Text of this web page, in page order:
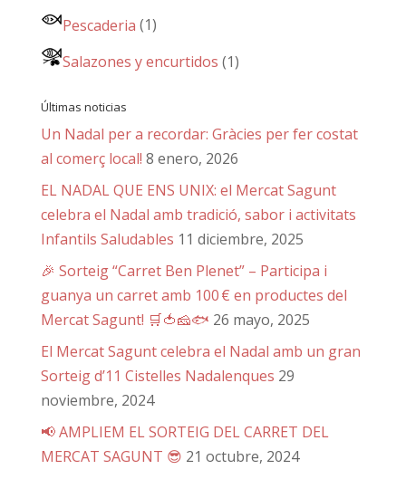
Pescaderia (1)
Salazones y encurtidos (1)
Últimas noticias
Un Nadal per a recordar: Gràcies per fer costat
al comerç local! 8 enero, 2026
EL NADAL QUE ENS UNIX: el Mercat Sagunt
celebra el Nadal amb tradició, sabor i activitats
Infantils Saludables 11 diciembre, 2025
🎉 Sorteig “Carret Ben Plenet” – Participa i
guanya un carret amb 100 € en productes del
Mercat Sagunt! 🛒🍅🧀🐟 26 mayo, 2025
El Mercat Sagunt celebra el Nadal amb un gran
Sorteig d’11 Cistelles Nadalenques 29
noviembre, 2024
📢 AMPLIEM EL SORTEIG DEL CARRET DEL
MERCAT SAGUNT 😎 21 octubre, 2024